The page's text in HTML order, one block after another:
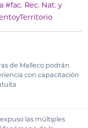
#fac. Rec. Nat. y
de Malleco podrán
con capacitación
las múltiples